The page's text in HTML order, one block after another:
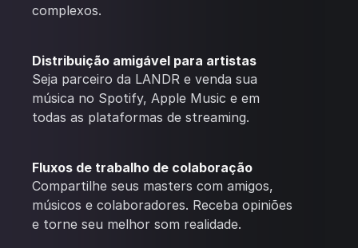
complexos.
Distribuição amigável para artistas
Seja parceiro da LANDR e venda sua
música no Spotify, Apple Music e em
todas as plataformas de streaming.
Fluxos de trabalho de colaboração
Compartilhe seus masters com amigos,
músicos e colaboradores. Receba opiniões
e torne seu melhor som realidade.